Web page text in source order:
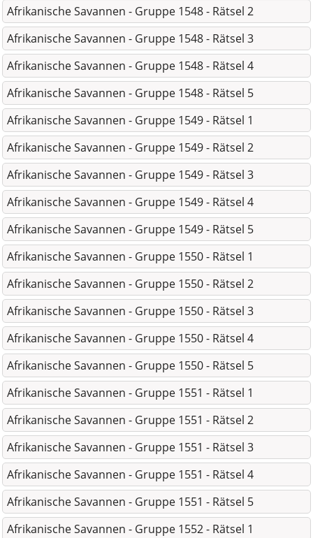
Afrikanische Savannen - Gruppe 1548 - Rätsel 2
Afrikanische Savannen - Gruppe 1548 - Rätsel 3
Afrikanische Savannen - Gruppe 1548 - Rätsel 4
Afrikanische Savannen - Gruppe 1548 - Rätsel 5
Afrikanische Savannen - Gruppe 1549 - Rätsel 1
Afrikanische Savannen - Gruppe 1549 - Rätsel 2
Afrikanische Savannen - Gruppe 1549 - Rätsel 3
Afrikanische Savannen - Gruppe 1549 - Rätsel 4
Afrikanische Savannen - Gruppe 1549 - Rätsel 5
Afrikanische Savannen - Gruppe 1550 - Rätsel 1
Afrikanische Savannen - Gruppe 1550 - Rätsel 2
Afrikanische Savannen - Gruppe 1550 - Rätsel 3
Afrikanische Savannen - Gruppe 1550 - Rätsel 4
Afrikanische Savannen - Gruppe 1550 - Rätsel 5
Afrikanische Savannen - Gruppe 1551 - Rätsel 1
Afrikanische Savannen - Gruppe 1551 - Rätsel 2
Afrikanische Savannen - Gruppe 1551 - Rätsel 3
Afrikanische Savannen - Gruppe 1551 - Rätsel 4
Afrikanische Savannen - Gruppe 1551 - Rätsel 5
Afrikanische Savannen - Gruppe 1552 - Rätsel 1